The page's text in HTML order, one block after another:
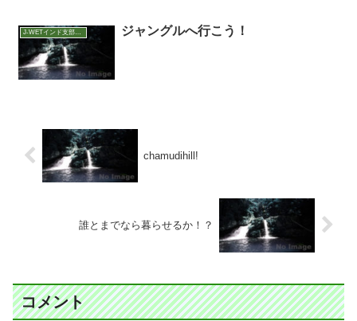
J-WETインド支部～ヨガのこころ～ ジャングルへ行こう！
chamudihill!
誰とまでなら暮らせるか！？
コメント